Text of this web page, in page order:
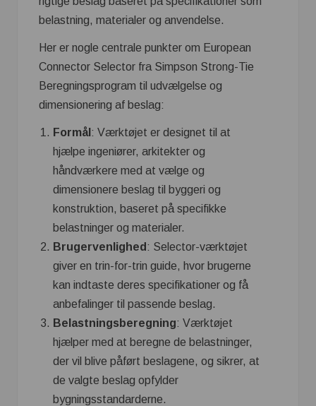
belastning, materialer og anvendelse.
Her er nogle centrale punkter om European
Connector Selector fra Simpson Strong-Tie
Beregningsprogram til udvælgelse og
dimensionering af beslag:
Formål : Værktøjet er designet til at
hjælpe ingeniører, arkitekter og
håndværkere med at vælge og
dimensionere beslag til byggeri og
konstruktion, baseret på specifikke
belastninger og materialer.
Brugervenlighed : Selector-værktøjet
giver en trin-for-trin guide, hvor brugerne
kan indtaste deres specifikationer og få
anbefalinger til passende beslag.
Belastningsberegning: Værktøjet
hjælper med at beregne de belastninger,
der vil blive påført beslagene, og sikrer, at
de valgte beslag opfylder
bygningsstandarderne.